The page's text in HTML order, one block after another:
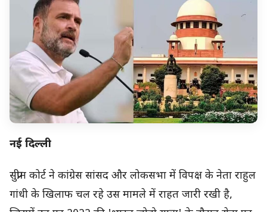
नई दिल्ली
सुप्रीम कोर्ट ने कांग्रेस सांसद और लोकसभा में विपक्ष के नेता राहुल
गांधी के खिलाफ चल रहे उस मामले में राहत जारी रखी है,